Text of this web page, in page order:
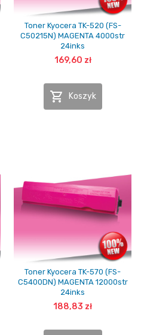
Toner Kyocera TK-520 (FS-
C50215N) MAGENTA 4000str
24inks
169,60 zł
 Koszyk
Toner Kyocera TK-570 (FS-
C5400DN) MAGENTA 12000str
24inks
188,83 zł